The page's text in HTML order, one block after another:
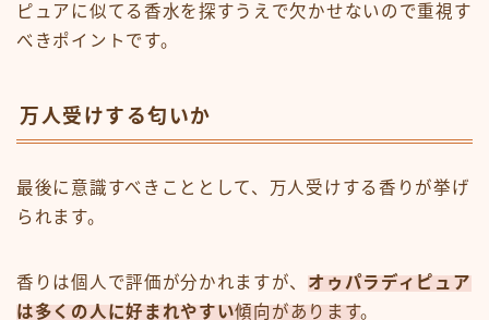
ピュアに似てる香水を探すうえで欠かせないので重視す
べきポイントです。
万人受けする匂いか
最後に意識すべきこととして、万人受けする香りが挙げ
られます。
香りは個人で評価が分かれますが、 オゥパラディピュア
は多くの人に好まれやすい傾向があります。